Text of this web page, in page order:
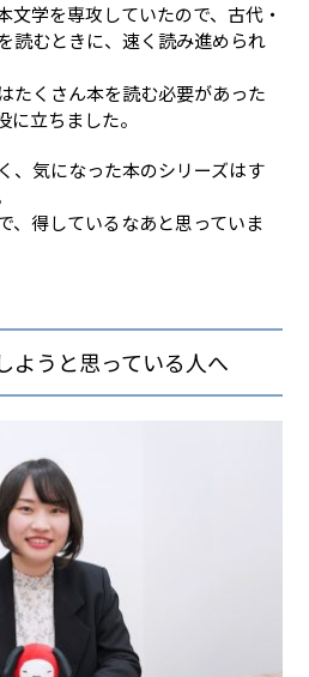
文学を専攻していたので、古代・
読むときに、速く読み進められ
たくさん本を読む必要があった
立ちました。
、気になった本のシリーズはす
、得しているなあと思っていま
ようと思っている人へ